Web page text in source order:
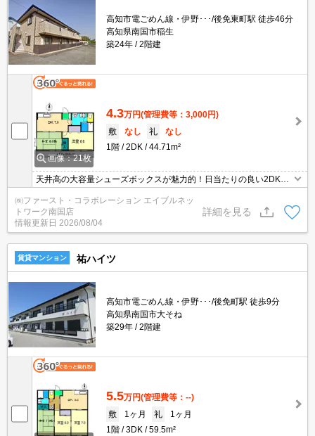
高知市電ごめん線・伊野･･･/後免東町駅 徒歩46分
高知県南国市稲生
築24年
2階建
画像：21枚
4.3万円(管理費等：3,000円)
敷
なし 礼
なし
1階
2DK 44.71m²
天井高の大容量シューズボックスが魅力的！日当たりの良い2DK！
㈱ファースト・コラボレーション エイブルネッ
トワーク南国店
情報更新日 2026/08/04
詳細を見る
賃貸マンション 祐ハイツ
高知市電ごめん線・伊野･･･/後免町駅 徒歩9分
高知県南国市大そね
築29年
2階建
5.5万円(管理費等：--)
敷
1ヶ月 礼
1ヶ月
1階
3DK 59.5m²